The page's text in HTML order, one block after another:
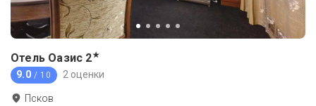
Отель Оазис 2★
9.0 / 10 2 оценки
Псков